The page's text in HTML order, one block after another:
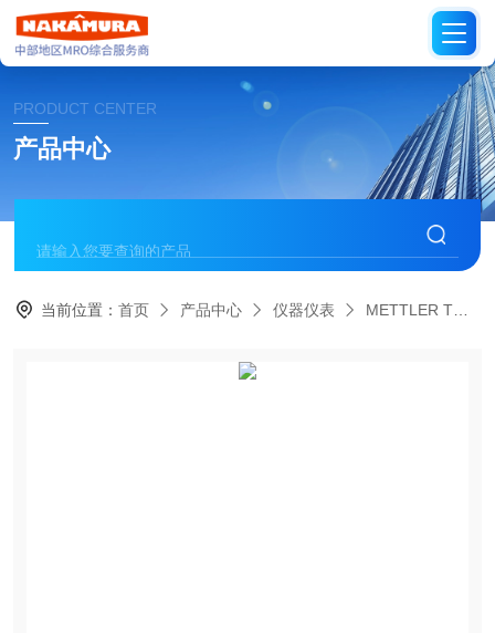
PRODUCT CENTER
产品中心
当前位置：首页 产品中心 仪器仪表 METTLER TOLEDO瑞士梅特勒